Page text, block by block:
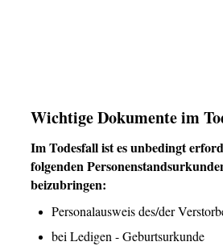
Wichtige Dokumente im
Im Todesfall ist es unbedingt
folgenden
beizubringen:
Personalausweis des/der
bei Ledigen - Geburtsurkunde